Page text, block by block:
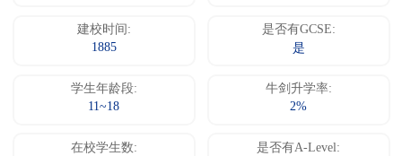
建校时间:
1885
是否有GCSE:
是
学生年龄段:
11~18
牛剑升学率:
2%
在校学生数:
是否有A-Level: